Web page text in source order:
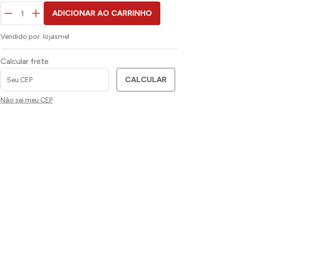
ADICIONAR AO CARRINHO
Vendido por: lojasmel
Calcular frete
CALCULAR
Não sei meu CEP